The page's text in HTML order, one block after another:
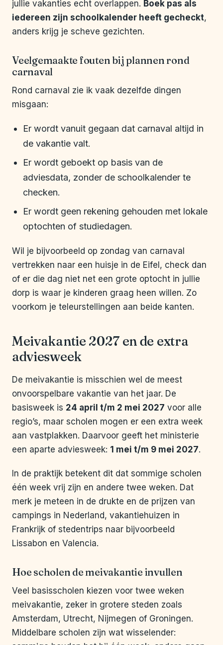
jullie vakanties echt overlappen. Boek pas als
iedereen zijn schoolkalender heeft gecheckt,
anders krijg je scheve gezichten.
Veelgemaakte fouten bij plannen rond
carnaval
Rond carnaval zie ik vaak dezelfde dingen
misgaan:
Er wordt vanuit gegaan dat carnaval altijd in
de vakantie valt.
Er wordt geboekt op basis van de
adviesdata, zonder de schoolkalender te
checken.
Er wordt geen rekening gehouden met lokale
optochten of studiedagen.
Wil je bijvoorbeeld op zondag van carnaval
vertrekken naar een huisje in de Eifel, check dan
of er die dag niet net een grote optocht in jullie
dorp is waar je kinderen graag heen willen. Zo
voorkom je teleurstellingen aan beide kanten.
Meivakantie 2027 en de extra
adviesweek
De meivakantie is misschien wel de meest
onvoorspelbare vakantie van het jaar. De
basisweek is 24 april t/m 2 mei 2027 voor alle
regio’s, maar scholen mogen er een extra week
aan vastplakken. Daarvoor geeft het ministerie
een aparte adviesweek: 1 mei t/m 9 mei 2027.
In de praktijk betekent dit dat sommige scholen
één week vrij zijn en andere twee weken. Dat
merk je meteen in de drukte en de prijzen van
campings in Nederland, vakantiehuizen in
Frankrijk of stedentrips naar bijvoorbeeld
Lissabon en Valencia.
Hoe scholen de meivakantie invullen
Veel basisscholen kiezen voor twee weken
meivakantie, zeker in grotere steden zoals
Amsterdam, Utrecht, Nijmegen of Groningen.
Middelbare scholen zijn wat wisselender: